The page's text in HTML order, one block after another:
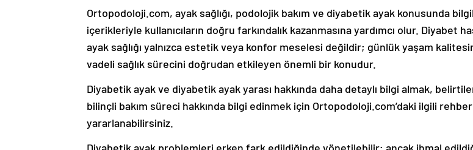
Ortopodoloji.com, ayak sağlığı, podolojik bakım ve diyabetik ayak konusunda
içerikleriyle kullanıcıların doğru farkındalık kazanmasına yardımcı olur. Diyabet
ayak sağlığı yalnızca estetik veya konfor meselesi değildir; günlük yaşam
vadeli sağlık sürecini doğrudan etkileyen önemli bir konudur.
Diyabetik ayak ve diyabetik ayak yarası hakkında daha detaylı bilgi almak,
bilinçli bakım süreci hakkında bilgi edinmek için Ortopodoloji.com’daki ilgili
yararlanabilirsiniz.